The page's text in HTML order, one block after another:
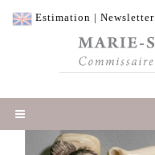
Estimation | Newsletter